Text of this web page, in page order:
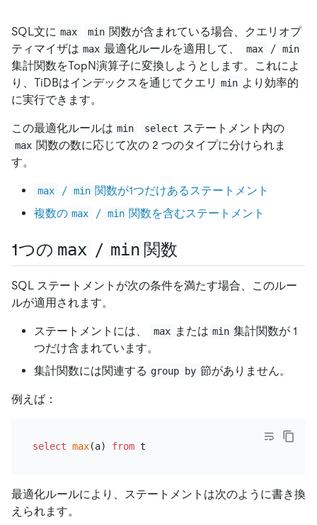
SQL文に max min 関数が含まれている場合、クエリオプ
ティマイザは max 最適化ルールを適用して、 max / min
集計関数をTopN演算子に変換しようとします。これによ
り、TiDBはインデックスを通じてクエリ min より効率的
に実行できます。
この最適化ルールは min select ステートメント内の
max 関数の数に応じて次の 2 つのタイプに分けられま
す。
max / min 関数が1つだけあるステートメント
複数の max / min 関数を含むステートメント
1つの max / min 関数
SQL ステートメントが次の条件を満たす場合、このルー
ルが適用されます。
ステートメントには、 max または min 集計関数が 1
つだけ含まれています。
集計関数には関連する group by 節がありません。
例えば：
select max(a) from
最適化ルールにより、ステートメントは次のように書き換
えられます。